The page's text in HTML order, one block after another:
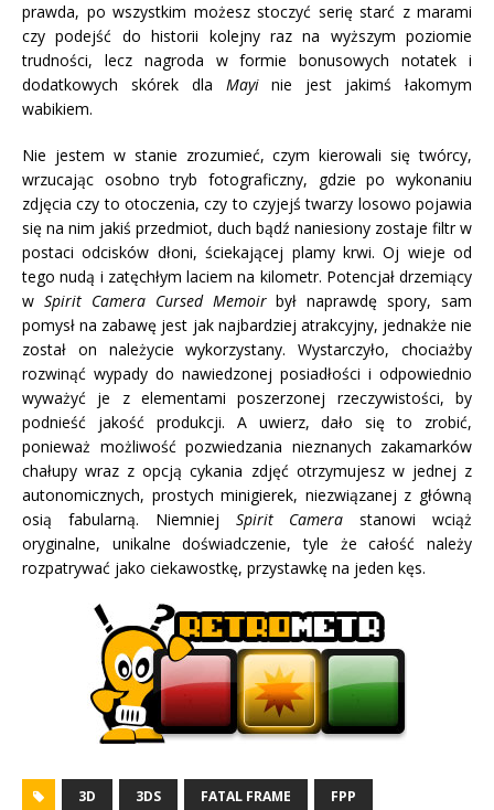
prawda, po wszystkim możesz stoczyć serię starć z marami
czy podejść do historii kolejny raz na wyższym poziomie
trudności, lecz nagroda w formie bonusowych notatek i
dodatkowych skórek dla Mayinie jest jakimś łakomym
wabikiem.
Nie jestem w stanie zrozumieć, czym kierowali się twórcy,
wrzucając osobno tryb fotograficzny, gdzie po wykonaniu
zdjęcia czy to otoczenia, czy to czyjejś twarzy losowo pojawia
się na nim jakiś przedmiot, duch bądź naniesiony zostaje filtr w
postaci odcisków dłoni, ściekającej plamy krwi. Oj wieje od
tego nudą i zatęchłym laciem na kilometr. Potencjał drzemiący
w Spirit Camera Cursed Memoirbył naprawdę spory, sam
pomysł na zabawę jest jak najbardziej atrakcyjny, jednakże nie
został on należycie wykorzystany. Wystarczyło, chociażby
rozwinąć wypady do nawiedzonej posiadłości i odpowiednio
wyważyć je z elementami poszerzonej rzeczywistości, by
podnieść jakość produkcji. A uwierz, dało się to zrobić,
ponieważ możliwość pozwiedzania nieznanych zakamarków
chałupy wraz z opcją cykania zdjęć otrzymujesz w jednej z
autonomicznych, prostych minigierek, niezwiązanej z główną
osią fabularną. Niemniej Spirit Camera stanowi wciąż
oryginalne, unikalne doświadczenie, tyle że całość należy
rozpatrywać jako ciekawostkę, przystawkę na jeden kęs.
3D 3DS FATAL FRAME FPP